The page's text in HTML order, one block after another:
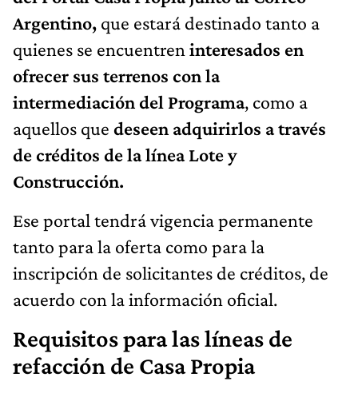
Argentino, que estará destinado tanto a
quienes se encuentren interesados en
ofrecer sus terrenos con la
intermediación del Programa, como a
aquellos que deseen adquirirlos a través
de créditos de la línea Lote y
Construcción.
Ese portal tendrá vigencia permanente
tanto para la oferta como para la
inscripción de solicitantes de créditos, de
acuerdo con la información oficial.
Requisitos para las líneas de
refacción de Casa Propia